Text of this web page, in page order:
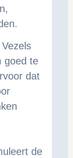
goed te
dat
de